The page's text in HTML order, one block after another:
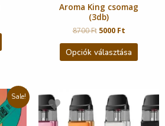
Aroma King csomag
(3db)
8700Ft 5000 Ft
Opciók választása
Sale!